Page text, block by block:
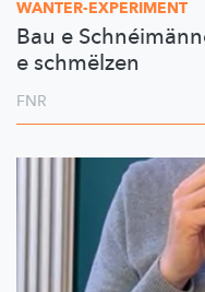
WANTER-EXPERIMENT
Bau e
e schmëlzen
FNR